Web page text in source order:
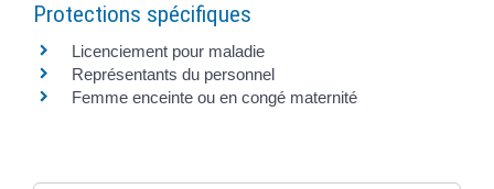
Protections spécifiques
Licenciement pour maladie
Représentants du personnel
Femme enceinte ou en congé maternité